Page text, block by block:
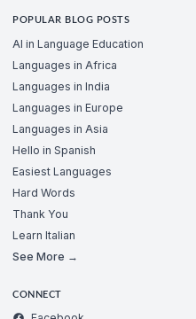
POPULAR BLOG POSTS
AI in Language Education
Languages in Africa
Languages in India
Languages in Europe
Languages in Asia
Hello in Spanish
Easiest Languages
Hard Words
Thank You
Learn Italian
See More →
CONNECT